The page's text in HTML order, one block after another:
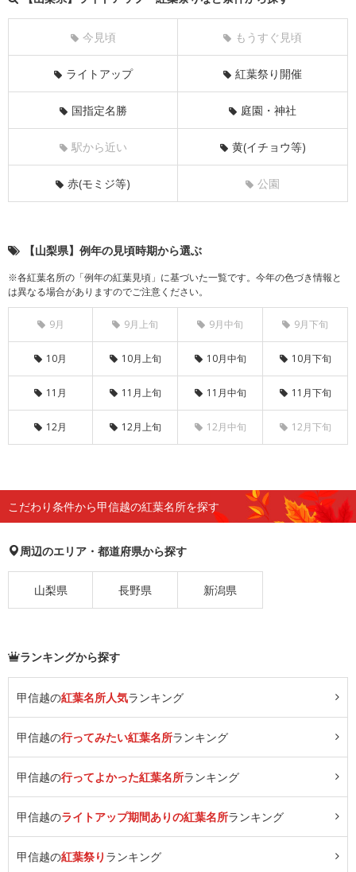
今見頃 もうすぐ見頃
ライトアップ 紅葉祭り開催
国指定名勝 庭園・神社
駅から近い 黄(イチョウ等)
赤(モミジ等) 公園
【山梨県】例年の見頃時期から選ぶ
※各紅葉名所の「例年の紅葉見頃」に基づいた一覧です。今年の色づき情報と
は異なる場合がありますのでご注意ください。
9月 9月上旬 9月中旬 9月下旬
10月 10月上旬 10月中旬 10月下旬
11月 11月上旬 11月中旬 11月下旬
12月 12月上旬 12月中旬 12月下旬
こだわり条件から甲信越の紅葉名所を探す
周辺のエリア・都道府県から探す
山梨県 長野県 新潟県
ランキングから探す
甲信越の紅葉名所人気ランキング
甲信越の行ってみたい紅葉名所ランキング
甲信越の行ってよかった紅葉名所ランキング
甲信越のライトアップ期間ありの紅葉名所ランキング
甲信越の紅葉祭り ランキング